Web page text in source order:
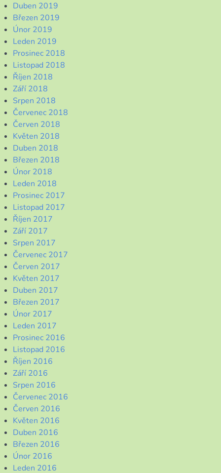
Duben 2019
Březen 2019
Únor 2019
Leden 2019
Prosinec 2018
Listopad 2018
Říjen 2018
Září 2018
Srpen 2018
Červenec 2018
Červen 2018
Květen 2018
Duben 2018
Březen 2018
Únor 2018
Leden 2018
Prosinec 2017
Listopad 2017
Říjen 2017
Září 2017
Srpen 2017
Červenec 2017
Červen 2017
Květen 2017
Duben 2017
Březen 2017
Únor 2017
Leden 2017
Prosinec 2016
Listopad 2016
Říjen 2016
Září 2016
Srpen 2016
Červenec 2016
Červen 2016
Květen 2016
Duben 2016
Březen 2016
Únor 2016
Leden 2016